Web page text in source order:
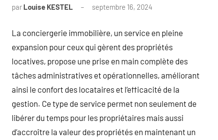
par Louise KESTEL septembre 16, 2024
La conciergerie immobilière, un service en pleine
expansion pour ceux qui gèrent des propriétés
locatives, propose une prise en main complète des
tâches administratives et opérationnelles, améliorant
ainsi le confort des locataires et l’efficacité de la
gestion. Ce type de service permet non seulement de
libérer du temps pour les propriétaires mais aussi
d’accroître la valeur des propriétés en maintenant un